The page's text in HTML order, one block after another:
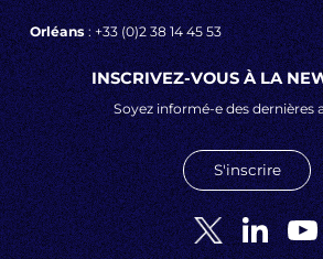
Orléans: +33 (0)2 38 14 45 53
INSCRIVEZ-VOUS À LA
Soyez informé-e des dernières
S'inscrire